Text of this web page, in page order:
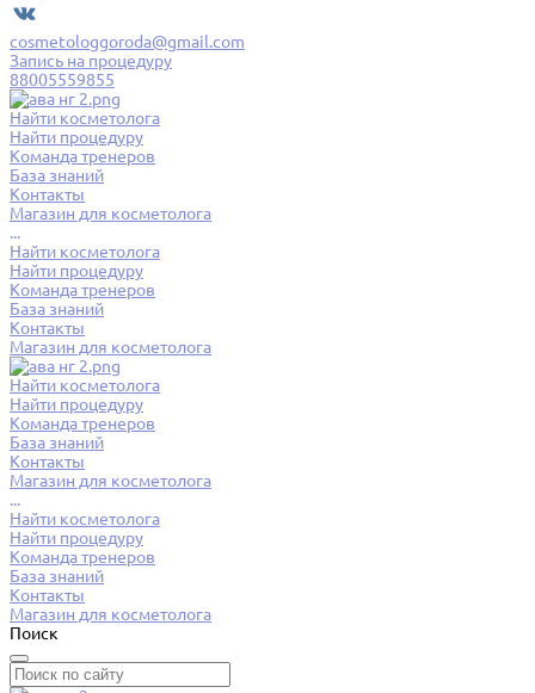
cosmetologgoroda@gmail.com
Запись на процедуру
88005559855
Найти косметолога
Найти процедуру
Команда тренеров
База знаний
Контакты
Магазин для косметолога
...
Найти косметолога
Найти процедуру
Команда тренеров
База знаний
Контакты
Магазин для косметолога
Найти косметолога
Найти процедуру
Команда тренеров
База знаний
Контакты
Магазин для косметолога
...
Найти косметолога
Найти процедуру
Команда тренеров
База знаний
Контакты
Магазин для косметолога
Поиск